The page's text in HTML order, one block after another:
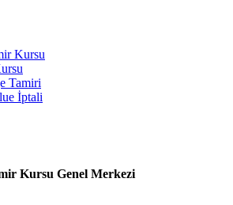
Kursu
Tamiri
İptali
Kursu Genel Merkezi